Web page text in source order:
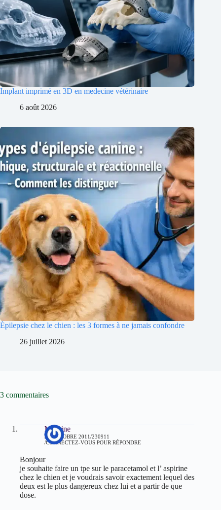
Implant imprimé en 3D en medecine vétérinaire
6 août 2026
Épilepsie chez le chien : les 3 formes à ne jamais confondre
26 juillet 2026
3 commentaires
Maurine
30 OCTOBRE 2011/230911
CONNECTEZ-VOUS POUR RÉPONDRE
Bonjour
je souhaite faire un tpe sur le paracetamol et l’ aspirine
chez le chien et je voudrais savoir exactement lequel des
deux est le plus dangereux chez lui et a partir de que
dose.